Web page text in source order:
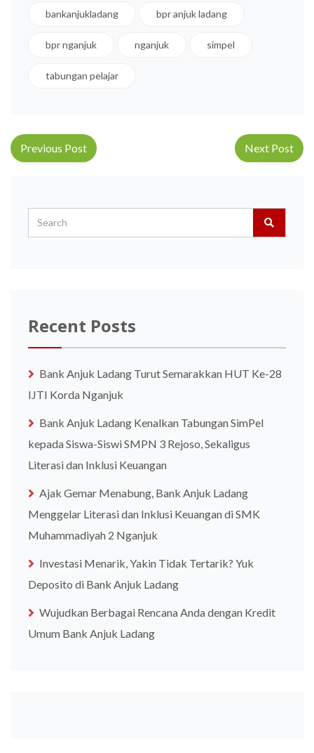
bankanjukladang bpr anjuk ladang
bpr nganjuk nganjuk simpel
tabungan pelajar
Post navigation
Previous Post Next Post
Recent Posts
Bank Anjuk Ladang Turut Semarakkan HUT Ke-28
IJTI Korda Nganjuk
Bank Anjuk Ladang Kenalkan Tabungan SimPel
kepada Siswa-Siswi SMPN 3 Rejoso, Sekaligus
Literasi dan Inklusi Keuangan
Ajak Gemar Menabung, Bank Anjuk Ladang
Menggelar Literasi dan Inklusi Keuangan di SMK
Muhammadiyah 2 Nganjuk
Investasi Menarik, Yakin Tidak Tertarik? Yuk
Deposito di Bank Anjuk Ladang
Wujudkan Berbagai Rencana Anda dengan Kredit
Umum Bank Anjuk Ladang